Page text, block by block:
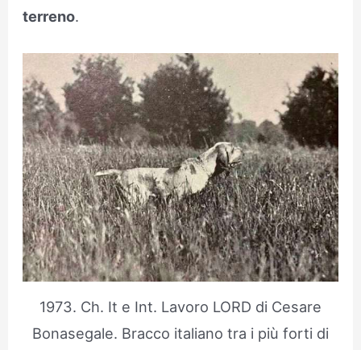
terreno.
1973. Ch. It e Int. Lavoro LORD di Cesare
Bonasegale. Bracco italiano tra i più forti di